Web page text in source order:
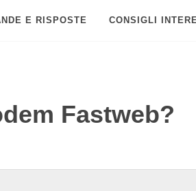
E RISPOSTE CONSIGLI
Fastweb?